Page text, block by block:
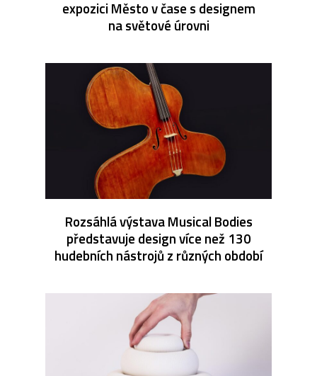
expozici Město v čase s designem
na světové úrovni
Rozsáhlá výstava Musical Bodies
představuje design více než 130
hudebních nástrojů z různých období